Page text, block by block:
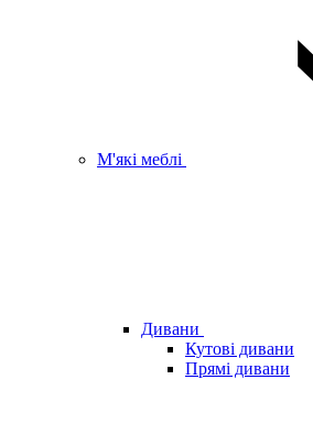
М'які меблі
Дивани
Кутові дивани
Прямі дивани